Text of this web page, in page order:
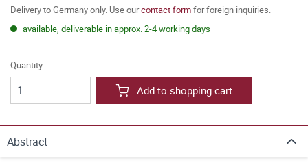
Delivery to Germany only. Use ourcontact formfor foreign inquiries.
available, deliverable in approx. 2-4 working days
Quantity:
Add to shopping cart
Abstract